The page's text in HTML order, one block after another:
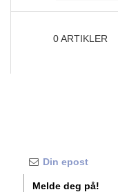
0ARTIKLER
Melde deg på!